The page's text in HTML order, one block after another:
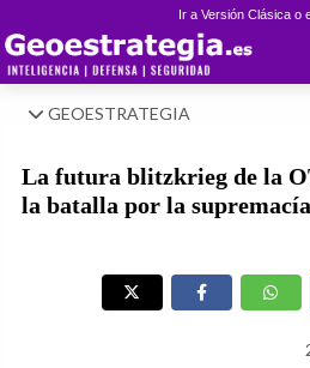
Ir a Versión Clásica o
GEOESTRATEGIA
La futura blitzkrieg de la
la batalla por la